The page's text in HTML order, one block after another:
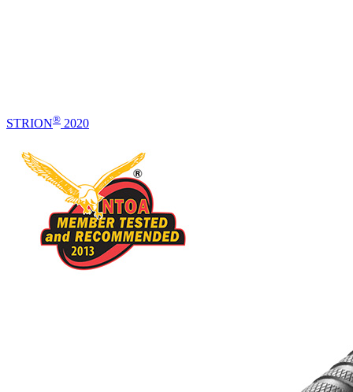
STRION® 2020